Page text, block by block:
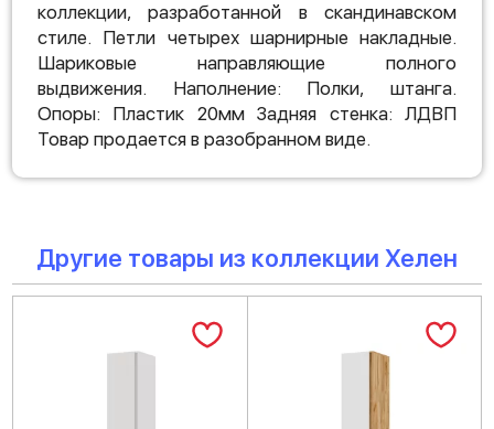
коллекции, разработанной в скандинавском
стиле. Петли четырех шарнирные накладные.
Шариковые направляющие полного
выдвижения. Наполнение: Полки, штанга.
Опоры: Пластик 20мм Задняя стенка: ЛДВП
Товар продается в разобранном виде.
Другие товары из коллекции Хелен